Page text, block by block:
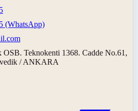
(WhatsApp)
OSB. Teknokenti 1368. Cadde No.61,
/ ANKARA